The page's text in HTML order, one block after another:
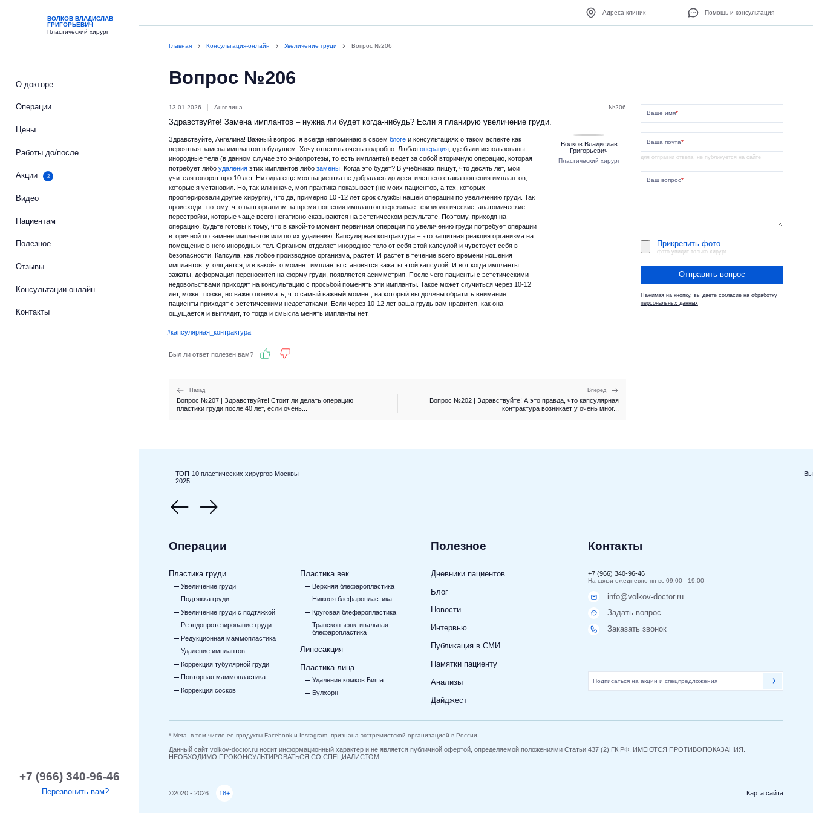
ВОЛКОВ ВЛАДИСЛАВ
ГРИГОРЬЕВИЧ
Пластический хирург
О докторе
Операции
Цены
Работы до/после
Акции 2
Видео
Пациентам
Полезное
Отзывы
Консультации-онлайн
Контакты
+7 (966) 340-96-46
Перезвонить вам?
Адреса клиник Помощь и консультация
Главная Консультация-онлайн Увеличение груди Вопрос №206
Вопрос №206
№206
13.01.2026 Ангелина
Здравствуйте! Замена имплантов – нужна ли будет когда-нибудь? Если я планирую увеличение груди.
Здравствуйте, Ангелина! Важный вопрос, я всегда напоминаю в своемблоге и консультациях о таком аспекте как
вероятная замена имплантов в будущем. Хочу ответить очень подробно. Любаяоперация , где были использованы
инородные тела (в данном случае это эндопротезы, то есть импланты) ведет за собой вторичную операцию, которая
потребует либоудаления этих имплантов либозамены . Когда это будет? В учебниках пишут, что десять лет, мои
учителя говорят про 10 лет. Ни одна еще моя пациентка не добралась до десятилетнего стажа ношения имплантов,
которые я установил. Но, так или иначе, моя практика показывает (не моих пациентов, а тех, которых
прооперировали другие хирурги), что да, примерно 10 -12 лет срок службы нашей операции по увеличению груди. Так
происходит потому, что наш организм за время ношения имплантов переживает физиологические, анатомические
перестройки, которые чаще всего негативно сказываются на эстетическом результате. Поэтому, приходя на
операцию, будьте готовы к тому, что в какой-то момент первичная операция по увеличению груди потребует операции
вторичной по замене имплантов или по их удалению. Капсулярная контрактура – это защитная реакция организма на
помещение в него инородных тел. Организм отделяет инородное тело от себя этой капсулой и чувствует себя в
безопасности. Капсула, как любое производное организма, растет. И растет в течение всего времени ношения
имплантов, утолщается; и в какой-то момент импланты становятся зажаты этой капсулой. И вот когда импланты
зажаты, деформация переносится на форму груди, появляется асимметрия. После чего пациенты с эстетическими
недовольствами приходят на консультацию с просьбой поменять эти импланты. Такое может случиться через 10-12
лет, может позже, но важно понимать, что самый важный момент, на который вы должны обратить внимание:
пациенты приходят с эстетическими недостатками. Если через 10-12 лет ваша грудь вам нравится, как она
ощущается и выглядит, то тогда и смысла менять импланты нет.
Волков Владислав
Григорьевич
Пластический хирург
#капсулярная_контрактура
Был ли ответ полезен вам?
Назад
Вопрос №207 | Здравствуйте! Стоит ли делать операцию
пластики груди после 40 лет, если очень...
Вперед
Вопрос №202 | Здравствуйте! А это правда, что капсулярная
контрактура возникает у очень мног...
Ваше имя*
Ваша почта*
для отправки ответа, не публикуется на сайте
Ваш вопрос*
Прикрепить фото
фото увидит только хирург
Отправить вопрос
Нажимая на кнопку, вы даете согласие на обработку
персональных данных
ТОП-10 пластических хирургов Москвы -
2025
Операции
Пластика груди
Увеличение груди
Подтяжка груди
Увеличение груди с подтяжкой
Реэндопротезирование груди
Редукционная маммопластика
Удаление имплантов
Коррекция тубулярной груди
Повторная маммопластика
Коррекция сосков
Пластика век
Верхняя блефаропластика
Нижняя блефаропластика
Круговая блефаропластика
Трансконъюнктивальная
блефаропластика
Липосакция
Пластика лица
Удаление комков Биша
Булхорн
Полезное
Дневники пациентов
Блог
Новости
Интервью
Публикация в СМИ
Памятки пациенту
Анализы
Дайджест
Контакты
+7 (966) 340-96-46
На связи ежедневно пн-вс 09:00 - 19:00
info@volkov-doctor.ru
Задать вопрос
Заказать звонок
* Meta, в том числе ее продукты Facebook и Instagram, признана экстремистской организацией в России.
Данный сайт volkov-doctor.ru носит информационный характер и не является публичной офертой, определяемой положениями Статьи 437 (2) ГК РФ. ИМЕЮТСЯ ПРОТИВОПОКАЗАНИЯ.
НЕОБХОДИМО ПРОКОНСУЛЬТИРОВАТЬСЯ СО СПЕЦИАЛИСТОМ.
©2020 - 2026 18+ Карта сайта